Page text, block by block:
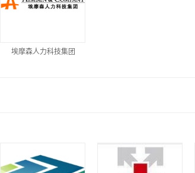
埃摩森人力科技集团